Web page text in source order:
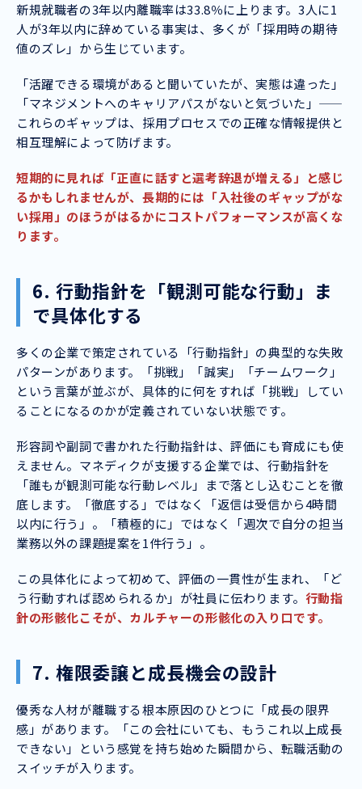
新規就職者の3年以内離職率は33.8％に上ります。3人に1
人が3年以内に辞めている事実は、多くが「採用時の期待
値のズレ」から生じています。
「活躍できる環境があると聞いていたが、実態は違った」
「マネジメントへのキャリアパスがないと気づいた」——
これらのギャップは、採用プロセスでの正確な情報提供と
相互理解によって防げます。
短期的に見れば「正直に話すと選考辞退が増える」と感じ
るかもしれませんが、長期的には「入社後のギャップがな
い採用」のほうがはるかにコストパフォーマンスが高くな
ります。
6. 行動指針を「観測可能な行動」ま
で具体化する
多くの企業で策定されている「行動指針」の典型的な失敗
パターンがあります。「挑戦」「誠実」「チームワーク」
という言葉が並ぶが、具体的に何をすれば「挑戦」してい
ることになるのかが定義されていない状態です。
形容詞や副詞で書かれた行動指針は、評価にも育成にも使
えません。マネディクが支援する企業では、行動指針を
「誰もが観測可能な行動レベル」まで落とし込むことを徹
底します。「徹底する」ではなく「返信は受信から4時間
以内に行う」。「積極的に」ではなく「週次で自分の担当
業務以外の課題提案を1件行う」。
この具体化によって初めて、評価の一貫性が生まれ、「ど
う行動すれば認められるか」が社員に伝わります。 行動指
針の形骸化こそが、カルチャーの形骸化の入り口です。
7. 権限委譲と成長機会の設計
優秀な人材が離職する根本原因のひとつに「成長の限界
感」があります。「この会社にいても、もうこれ以上成長
できない」という感覚を持ち始めた瞬間から、転職活動の
スイッチが入ります。